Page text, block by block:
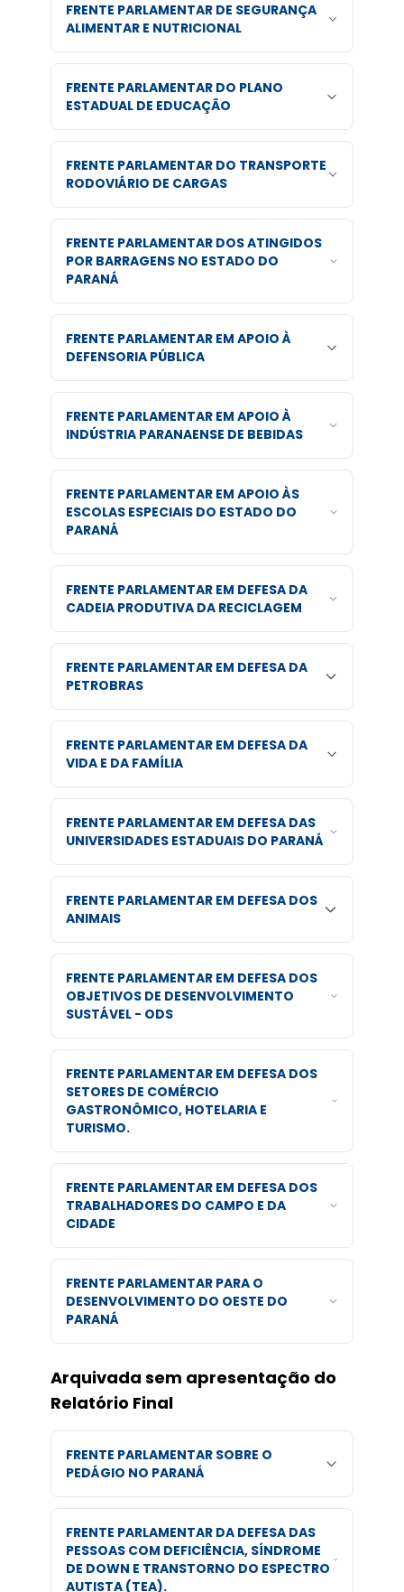
FRENTE PARLAMENTAR DE SEGURANÇA
ALIMENTAR E NUTRICIONAL
FRENTE PARLAMENTAR DO PLANO
ESTADUAL DE EDUCAÇÃO
FRENTE PARLAMENTAR DO TRANSPORTE
RODOVIÁRIO DE CARGAS
FRENTE PARLAMENTAR DOS ATINGIDOS
POR BARRAGENS NO ESTADO DO
PARANÁ
FRENTE PARLAMENTAR EM APOIO À
DEFENSORIA PÚBLICA
FRENTE PARLAMENTAR EM APOIO À
INDÚSTRIA PARANAENSE DE BEBIDAS
FRENTE PARLAMENTAR EM APOIO ÀS
ESCOLAS ESPECIAIS DO ESTADO DO
PARANÁ
FRENTE PARLAMENTAR EM DEFESA DA
CADEIA PRODUTIVA DA RECICLAGEM
FRENTE PARLAMENTAR EM DEFESA DA
PETROBRAS
FRENTE PARLAMENTAR EM DEFESA DA
VIDA E DA FAMÍLIA
FRENTE PARLAMENTAR EM DEFESA DAS
UNIVERSIDADES ESTADUAIS DO PARANÁ
FRENTE PARLAMENTAR EM DEFESA DOS
ANIMAIS
FRENTE PARLAMENTAR EM DEFESA DOS
OBJETIVOS DE DESENVOLVIMENTO
SUSTÁVEL - ODS
FRENTE PARLAMENTAR EM DEFESA DOS
SETORES DE COMÉRCIO
GASTRONÔMICO, HOTELARIA E
TURISMO.
FRENTE PARLAMENTAR EM DEFESA DOS
TRABALHADORES DO CAMPO E DA
CIDADE
FRENTE PARLAMENTAR PARA O
DESENVOLVIMENTO DO OESTE DO
PARANÁ
Arquivada sem apresentação do
Relatório Final
FRENTE PARLAMENTAR SOBRE O
PEDÁGIO NO PARANÁ
FRENTE PARLAMENTAR DA DEFESA DAS
PESSOAS COM DEFICIÊNCIA, SÍNDROME
DE DOWN E TRANSTORNO DO ESPECTRO
AUTISTA (TEA).